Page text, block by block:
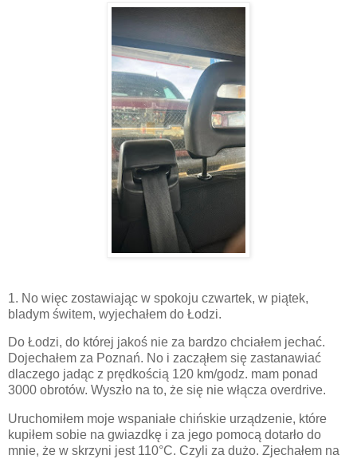
1. No więc zostawiając w spokoju czwartek, w piątek,
bladym świtem, wyjechałem do Łodzi.
Do Łodzi, do której jakoś nie za bardzo chciałem jechać.
Dojechałem za Poznań. No i zacząłem się zastanawiać
dlaczego jadąc z prędkością 120 km/godz. mam ponad
3000 obrotów. Wyszło na to, że się nie włącza overdrive.
Uruchomiłem moje wspaniałe chińskie urządzenie, które
kupiłem sobie na gwiazdkę i za jego pomocą dotarło do
mnie, że w skrzyni jest 110°C. Czyli za dużo. Zjechałem na